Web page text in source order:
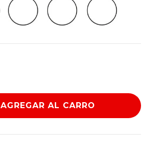
AGREGAR AL CARRO